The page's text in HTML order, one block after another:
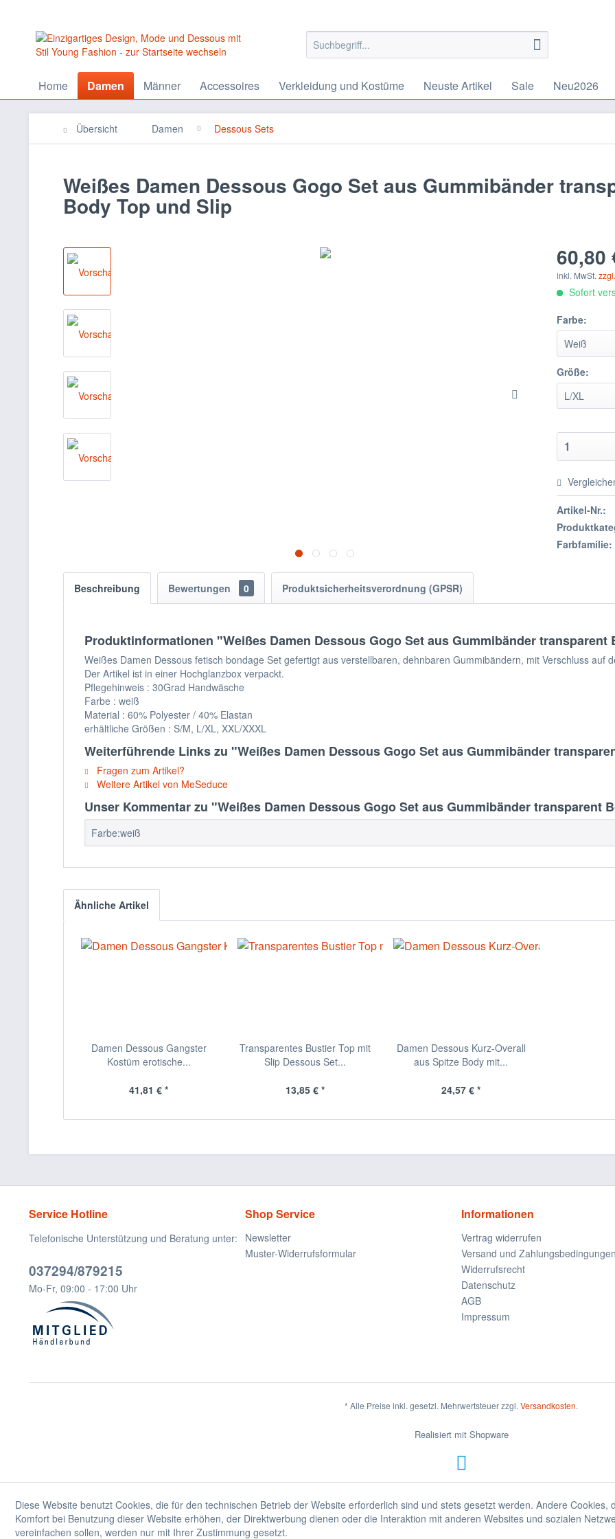
Home Damen Männer Accessoires Verkleidung und Kostüme Neuste Artikel Sale Neu2026
Übersicht Damen Dessous Sets
Weißes Damen Dessous Gogo Set aus Gummibänder
Body Top und Slip
60,80
inkl. MwSt.
Sofort
Farbe:
Größe:
Artikel-Nr.:
Farbfamilie:
Beschreibung Bewertungen 0 Produktsicherheitsverordnung (GPSR)
Produktinformationen "Weißes Damen Dessous Gogo Set aus Gummibänder transparent
Weißes Damen Dessous fetisch bondage Set gefertigt aus verstellbaren, dehnbaren Gummibändern, mit Verschluss auf
Der Artikel ist in einer Hochglanzbox verpackt.
Pflegehinweis : 30Grad Handwäsche
Farbe : weiß
Material : 60% Polyester / 40% Elastan
erhältliche Größen : S/M, L/XL, XXL/XXXL
Weiterführende Links zu "Weißes Damen Dessous Gogo Set aus Gummibänder
Fragen zum Artikel?
Weitere Artikel von MeSeduce
Unser Kommentar zu "Weißes Damen Dessous Gogo Set aus Gummibänder transparent
Farbe:weiß
Ähnliche Artikel
Damen Dessous Gangster
Kostüm erotische...
41,81 € *
Transparentes Bustier Top mit
Slip Dessous Set...
13,85 € *
Damen Dessous Kurz-Overall
aus Spitze Body mit...
24,57 € *
Service Hotline
Telefonische Unterstützung und Beratung unter:
037294/879215
Mo-Fr, 09:00 - 17:00 Uhr
Shop Service
Newsletter
Muster-Widerrufsformular
Informationen
Vertrag widerrufen
Versand und Zahlungsbedingungen
Widerrufsrecht
Datenschutz
AGB
Impressum
* Alle Preise inkl. gesetzl. Mehrwertsteuer zzgl. Versandkosten.
Realisiert mit Shopware
Diese Website benutzt Cookies, die für den technischen Betrieb der Website erforderlich sind und stets gesetzt werden. Andere Cookies,
Komfort bei Benutzung dieser Website erhöhen, der Direktwerbung dienen oder die Interaktion mit anderen Websites und sozialen
vereinfachen sollen, werden nur mit Ihrer Zustimmung gesetzt.